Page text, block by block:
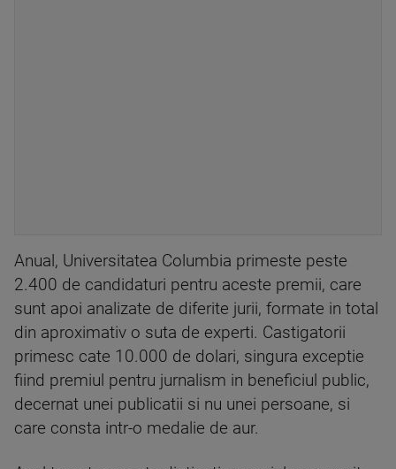
Anual, Universitatea Columbia primeste peste
2.400 de candidaturi pentru aceste premii, care
sunt apoi analizate de diferite jurii, formate in total
din aproximativ o suta de experti. Castigatorii
primesc cate 10.000 de dolari, singura exceptie
fiind premiul pentru jurnalism in beneficiul public,
decernat unei publicatii si nu unei persoane, si
care consta intr-o medalie de aur.